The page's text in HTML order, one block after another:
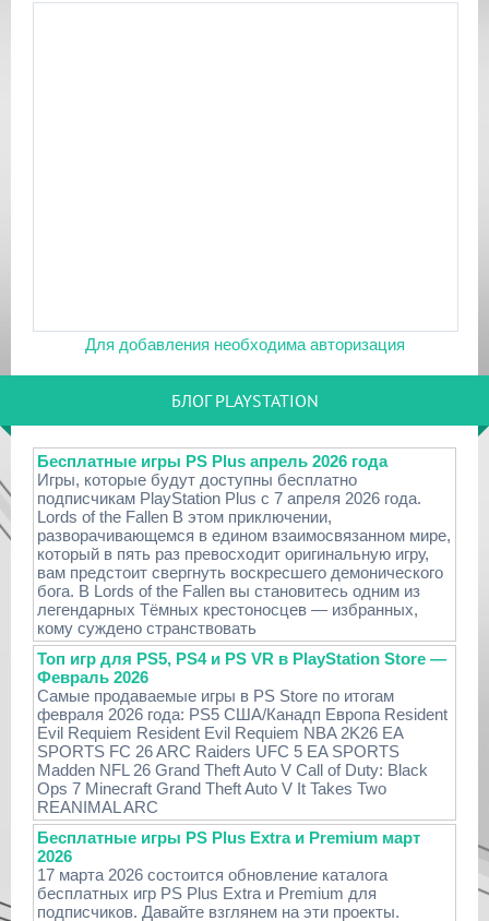
Для добавления необходима авторизация
БЛОГ PLAYSTATION
Бесплатные игры PS Plus апрель 2026 года
Игры, которые будут доступны бесплатно
подписчикам PlayStation Plus с 7 апреля 2026 года.
Lords of the Fallen В этом приключении,
разворачивающемся в едином взаимосвязанном мире,
который в пять раз превосходит оригинальную игру,
вам предстоит свергнуть воскресшего демонического
бога. В Lords of the Fallen вы становитесь одним из
легендарных Тёмных крестоносцев — избранных,
кому суждено странствовать
Топ игр для PS5, PS4 и PS VR в PlayStation Store —
Февраль 2026
Самые продаваемые игры в PS Store по итогам
февраля 2026 года: PS5 США/Канадп Европа Resident
Evil Requiem Resident Evil Requiem NBA 2K26 EA
SPORTS FC 26 ARC Raiders UFC 5 EA SPORTS
Madden NFL 26 Grand Theft Auto V Call of Duty: Black
Ops 7 Minecraft Grand Theft Auto V It Takes Two
REANIMAL ARC
Бесплатные игры PS Plus Extra и Premium март
2026
17 марта 2026 состоится обновление каталога
бесплатных игр PS Plus Extra и Premium для
подписчиков. Давайте взглянем на эти проекты.